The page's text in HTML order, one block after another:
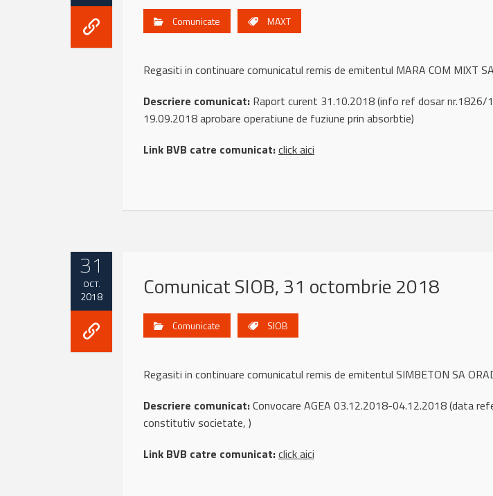
Comunicate MAXT
Regasiti in continuare comunicatul remis de emitentul MARA COM MIXT
Descriere comunicat: Raport curent 31.10.2018 (info ref dosar nr.1826/
19.09.2018 aprobare operatiune de fuziune prin absorbtie)
Link BVB catre comunicat:click aici
31
OCT.
2018 Comunicat SIOB, 31 octombrie 2018
Comunicate SIOB
Regasiti in continuare comunicatul remis de emitentul SIMBETON SA
Descriere comunicat:Convocare AGEA 03.12.2018-04.12.2018 (data
constitutiv societate, )
Link BVB catre comunicat:click aici